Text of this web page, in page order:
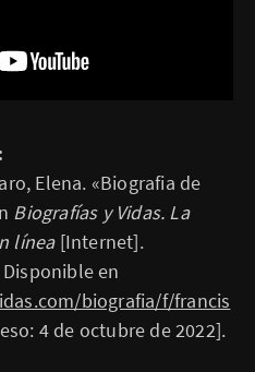
Elena. «Biografia de
Biografías y Vidas. La
línea[Internet].
en
biografia/f/francis
4 de octubre de 2022].